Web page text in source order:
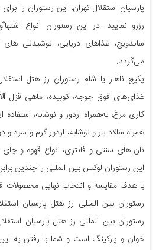
پارسیان استقلال تهران، این رستوران را
رزرو نمایید. در این رستوران انواع
ساندویچ، غذاهای دریایی، نوشیدنی
می‌گردد.
پکیج ناهار یا شام رستوران رز هتل
غذای‌های فوق جوجه، کوبیده، ماهی قزل
کاری مرغ، به‌همراه اردور و نوشابه،
همراه سالاد بار و نوشابه، اردور گرم و سرد
نان های سنتی و فانتزی، انواع قهوه و
این رستوران لوکس بین المللی را چندین
با هدف مقایسه و انتخاب نهایی محصولات
رستوران بین المللی رز هتل پارسیان
رستوران بین المللی رز هتل پارسیان
خوان و پارکینگ است و شما با رفتن به